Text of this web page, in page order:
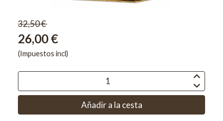
32,50 €
26,00 €
(Impuestos incl)
Añadir a la cesta